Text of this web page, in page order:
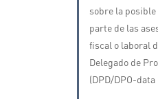
sobre la
parte de las
fiscal o laboral
Delegado de
(DPD/DPO-